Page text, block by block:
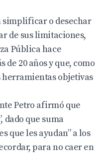
simplificar o desechar
de sus limitaciones,
Pública hace
de 20 años y que, como
herramientas objetivas
Petro afirmó que
dado que suma
que les ayudan” a los
para no caer en